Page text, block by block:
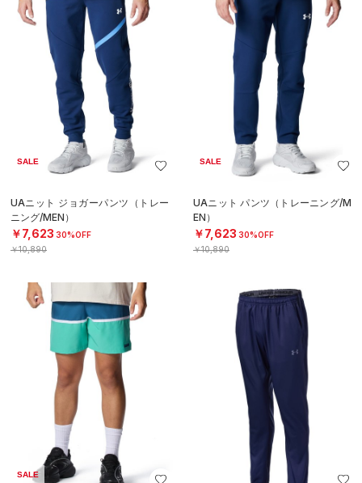
SALE
UAニット ジョガーパンツ（トレー
ニング/MEN）
￥7,623 30%OFF
￥10,890
SALE
UAニット パンツ（トレーニング/M
EN）
￥7,623 30%OFF
￥10,890
SALE